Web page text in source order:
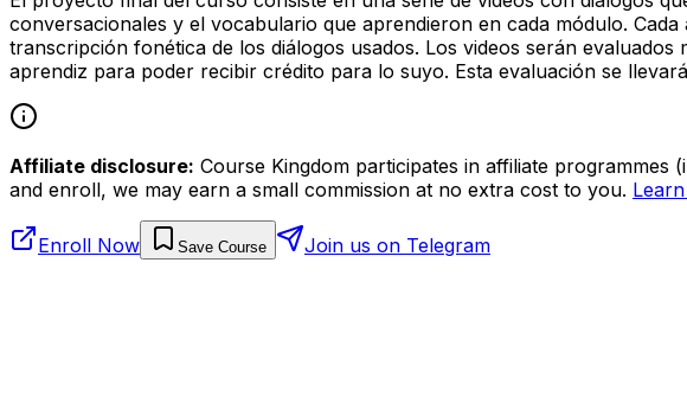
conversacionales y el vocabulario que aprendieron en cada módulo.
transcripción fonética de los diálogos usados. Los videos serán
aprendiz para poder recibir crédito para lo suyo. Esta evaluación se
Affiliate disclosure: Course Kingdom participates in affiliate
and enroll, we may earn a small commission at no extra cost to you.
Enroll Now Save Course Join us on Telegram